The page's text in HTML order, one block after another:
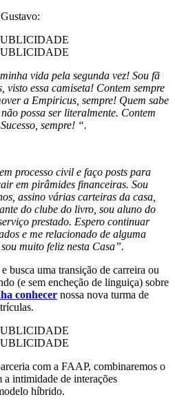
vida pela segunda vez! Sou fã
visto essa camiseta! Contem sempre
a Empiricus, sempre! Quem sabe
possa ser literalmente. Contem
sempre! “.
processo civil e faço posts para
em pirâmides financeiras. Sou
assino várias carteiras da casa,
do clube do livro, sou aluno do
prestado. Espero continuar
e me relacionado de alguma
muito feliz nesta Casa”.
busca uma transição de carreira ou
(e sem encheção de linguiça) sobre
conhecer nossa nova turma de
com a FAAP, combinaremos o
intimidade de interações
híbrido.